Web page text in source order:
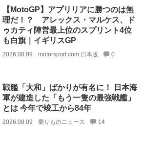
【MotoGP】アプリリアに勝つのは無
理だ！？ アレックス・マルケス、ド
ゥカティ陣営最上位のスプリント4位
も白旗｜イギリスGP
2026.08.09 motorsport.com 日本版 0
戦艦「大和」ばかりが有名に！ 日本海
軍が建造した「もう一隻の最強戦艦」
とは 今年で竣工から84年
2026.08.09 乗りものニュース 14